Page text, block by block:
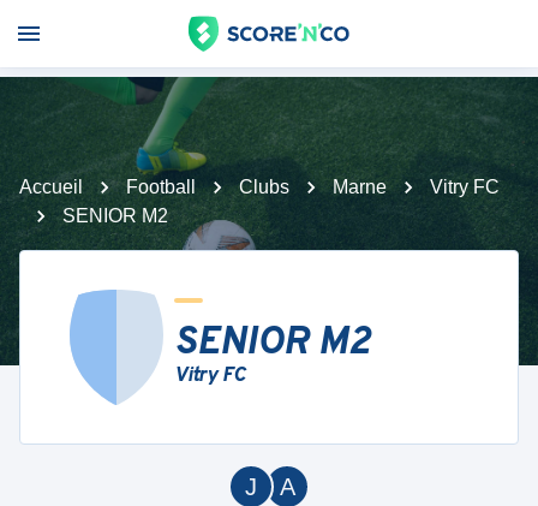
Accueil Football Clubs Marne
Vitry FC
SENIOR M2
SENIOR M2
Vitry FC
A
J